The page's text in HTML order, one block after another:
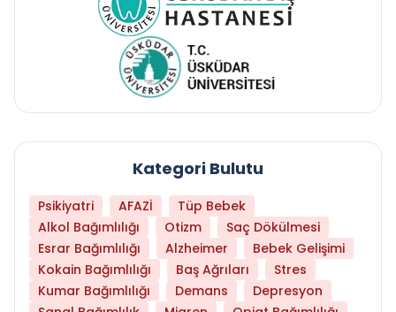
Kategori Bulutu
Psikiyatri AFAZİ
Tüp Bebek
Alkol Bağımlılığı
Otizm
Saç Dökülmesi
Esrar Bağımlılığı
Alzheimer
Bebek Gelişimi
Kokain Bağımlılığı
Baş Ağrıları
Stres
Kumar Bağımlılığı
Demans
Depresyon